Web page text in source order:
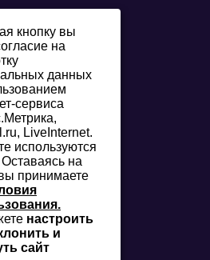
кнопку вы
на
данных
сервиса
LiveInternet.
используются
на
принимаете
настроить
и
сайт